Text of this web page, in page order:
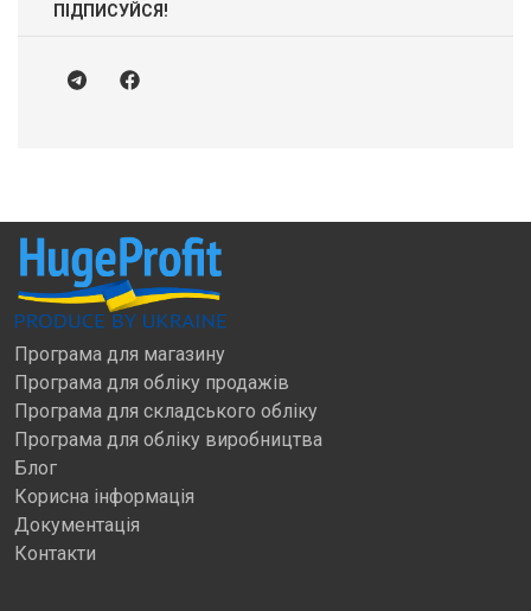
ПІДПИСУЙСЯ!
Програма для магазину
Програма для обліку продажів
Програма для складського обліку
Програма для обліку виробництва
Блог
Корисна інформація
Документація
Контакти